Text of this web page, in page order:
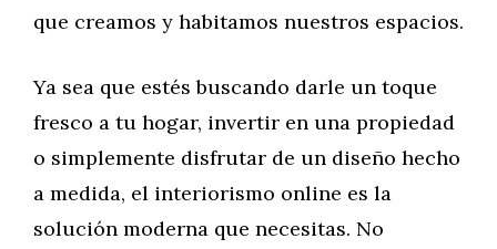
que creamos y habitamos nuestros espacios.
Ya sea que estés buscando darle un toque
fresco a tu hogar, invertir en una propiedad
o simplemente disfrutar de un diseño hecho
a medida, el interiorismo online es la
solución moderna que necesitas. No